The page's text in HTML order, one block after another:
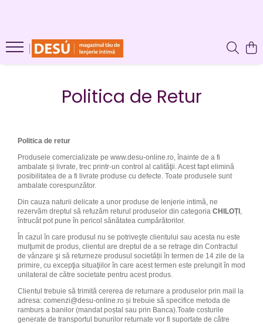
LENJERIE INTIMA
PRODUSE REDUSE
Politica de Retur
Politica de retur
Produsele comercializate pe www.desu-online.ro, înainte de a fi
ambalate și livrate, trec printr-un control al calităţii. Acest fapt elimină
posibilitatea de a fi livrate produse cu defecte. Toate produsele sunt
ambalate corespunzător.
Din cauza naturii delicate a unor produse de lenjerie intimă, ne
rezervăm dreptul să refuzăm returul produselor din categoria CHILOȚI ,
întrucât pot pune în pericol sănătatea cumpărătorilor.
În cazul în care produsul nu se potriveşte clientului sau acesta nu este
mulţumit de produs, clientul are dreptul de a se retrage din Contractul
de vânzare şi să returneze produsul societății în termen de 14 zile de la
primire, cu excepţia situaţiilor în care acest termen este prelungit în mod
unilateral de către societate pentru acest produs.
Clientul trebuie să trimită cererea de returnare a produselor prin mail la
adresa: comenzi@desu-online.ro și trebuie să specifice metoda de
ramburs a banilor (mandat poștal sau prin Banca).Toate costurile
generate de transportul bunurilor returnate vor fi suportate de către